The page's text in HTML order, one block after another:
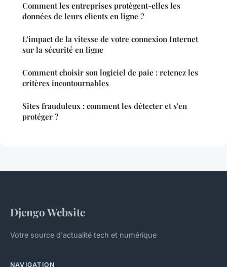
Comment les entreprises protègent-elles les
données de leurs clients en ligne ?
L'impact de la vitesse de votre connexion Internet
sur la sécurité en ligne
Comment choisir son logiciel de paie : retenez les
critères incontournables
Sites frauduleux : comment les détecter et s'en
protéger ?
Djengo Website
Votre source d'actualité tech et numérique
NAVIGATION